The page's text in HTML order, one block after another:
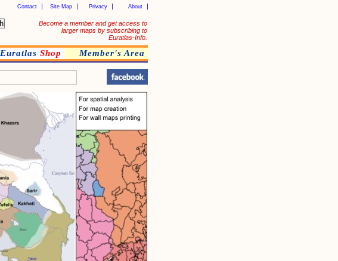
Become a member and get access to
larger maps by subscribing to
Euratlas-Info.
About
Privacy
Site Map
Contact
Euratlas Shop Member's Area